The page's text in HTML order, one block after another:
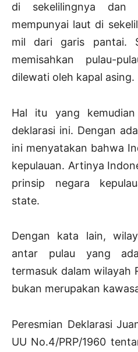
di sekelilingnya dan
mempunyai laut di
mil dari garis pantai.
memisahkan pulau-
dilewati oleh kapal asing.
Hal itu yang kemudian
deklarasi ini. Dengan
ini menyatakan bahwa
kepulauan. Artinya
prinsip negara
state.
Dengan kata lain,
antar pulau yang
termasuk dalam wilayah
bukan merupakan
Peresmian Deklarasi
UU No.4/PRP/1960